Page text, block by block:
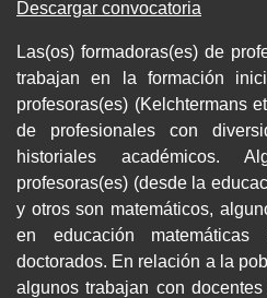
Descargar convocatoria
Las(os) formadoras(es) de
trabajan en la formación
profesoras(es) (Kelchtermans
de profesionales con
historiales académicos.
profesoras(es) (desde la
y otros son matemáticos,
en educación
doctorados. En relación a la
algunos trabajan con